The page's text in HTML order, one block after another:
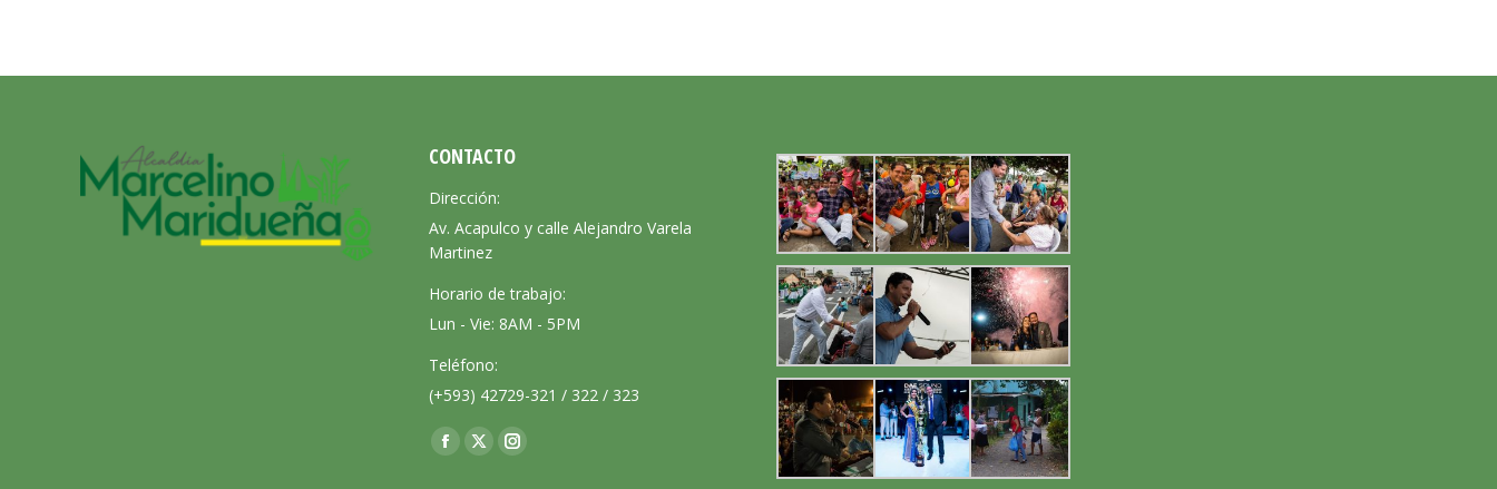
CONTACTO
Dirección:
Av. Acapulco y calle Alejandro Varela
Martinez
Horario de trabajo:
Lun - Vie: 8AM - 5PM
Teléfono:
(+593) 42729-321 / 322 / 323
Encuéntranos en:
Facebook
X
Instagram